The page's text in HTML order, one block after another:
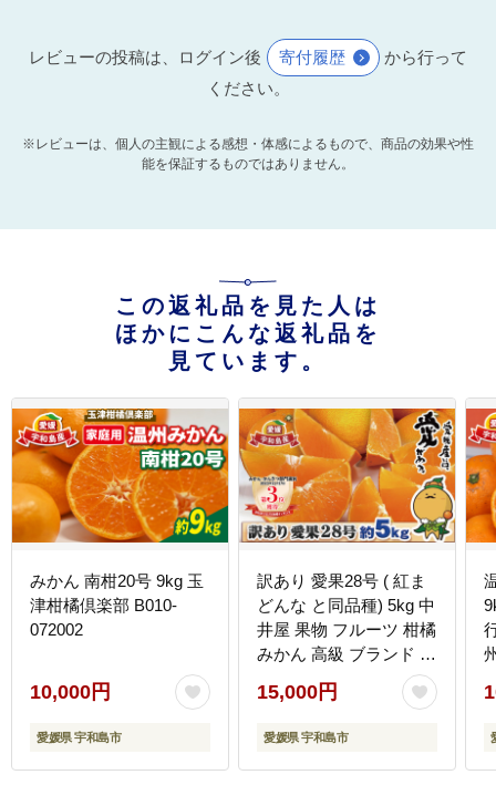
レビューの投稿は、ログイン後 寄付履歴
から行って
ください。
※レビューは、個人の主観による感想・体感によるもので、商品の効果や性
能を保証するものではありません。
この返礼品を見た人は
ほかにこんな返礼品を
見ています。
みかん 南柑20号 9kg 玉
津柑橘倶楽部 B010-
072002
10,000円
愛媛県 宇和島市
訳あり 愛果28号 ( 紅ま
どんな と同品種) 5kg 中
井屋 果物 フルーツ 柑橘
みかん 高級 ブランド ゼ
リー プルプル 甘い 不揃
い 国産 愛媛 限定 品種
宇和島 産地直送 農家直
173001
15,000円
愛媛県 宇和島市